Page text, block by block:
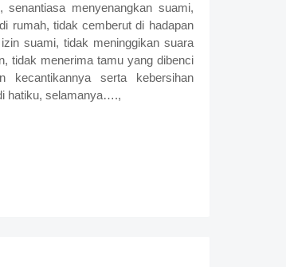
menyenangkan suami,
rumah, tidak cemberut di hadapan
suami, tidak meninggikan suara
tidak menerima tamu yang dibenci
kecantikannya serta kebersihan
hatiku, selamanya….,